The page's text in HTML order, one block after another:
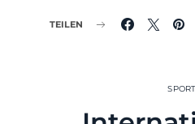
TEILEN
SPORT